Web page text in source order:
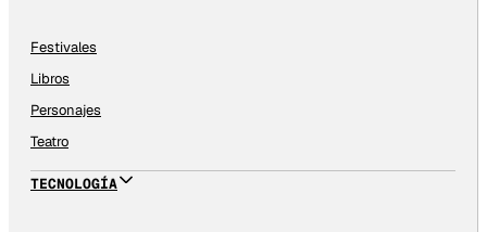
Festivales
Libros
Personajes
Teatro
TECNOLOGÍA